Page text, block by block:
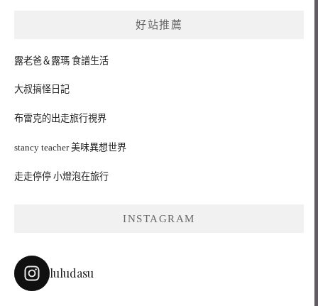
好站推薦
露老爸＆露瑪 食譜生活
大叔搞怪日記
布雷克的出走旅行視界
stancy teacher 美味異想世界
走走停停 小燈泡在旅行
INSTAGRAM
luludasu